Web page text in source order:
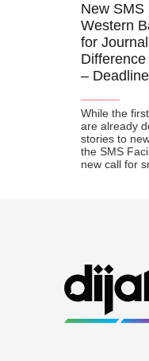
New SMS
Western
for
–
While the
are already
stories to
the SMS
new call for